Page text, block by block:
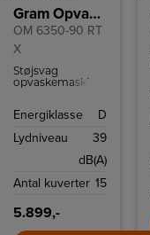
Gram Opvaskemaskine
OM 6350-90 RT
X
Støjsvag
opvaskemaskine
indretning, 8
plads til 15
Energiklasse
D
Lydniveau
39
dB(A)
Antal kuverter 15
5.899,-